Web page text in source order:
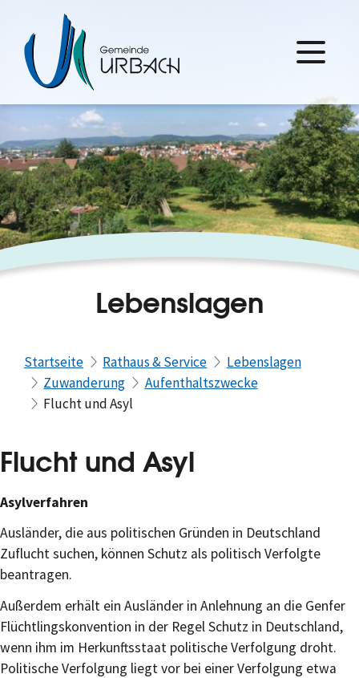
Lebenslagen
Startseite Rathaus & Service
Lebenslagen
Zuwanderung
Aufenthaltszwecke
Flucht und Asyl
Flucht und Asyl
Asylverfahren
Ausländer, die aus politischen Gründen in Deutschland
Zuflucht suchen, können Schutz als politisch Verfolgte
beantragen.
Außerdem erhält ein Ausländer in Anlehnung an die Genfer
Flüchtlingskonvention in der Regel Schutz in Deutschland,
wenn ihm im Herkunftsstaat politische Verfolgung droht.
Politische Verfolgung liegt vor bei einer Verfolgung etwa